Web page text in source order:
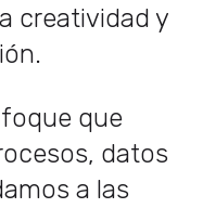
creatividad y
que
datos
a las